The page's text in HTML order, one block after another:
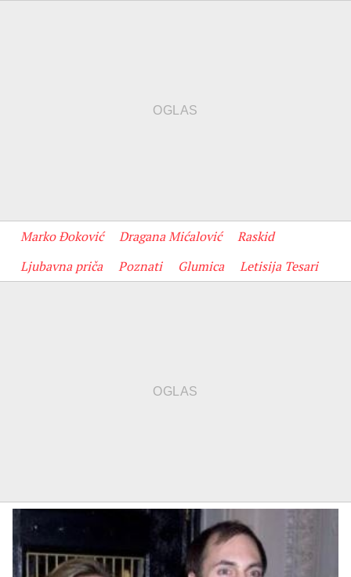
Marko Đoković Dragana Mićalović
Raskid
Ljubavna priča
Poznati Glumica Letisija Tesari